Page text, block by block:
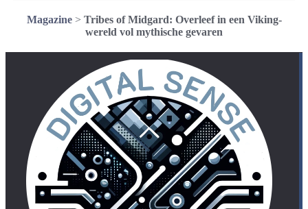
Magazine> Tribes of Midgard: Overleef in een Viking-
wereld vol mythische gevaren